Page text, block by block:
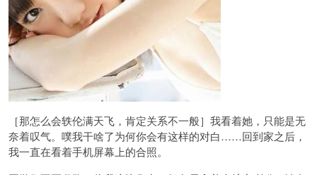
［那怎么会轶伦满天飞，肯定关系不一般］我看着她，只能是无
奈着叹气。噗我干啥了为何你会有这样的对白……回到家之后，
我一直在看着手机屏幕上的合照。